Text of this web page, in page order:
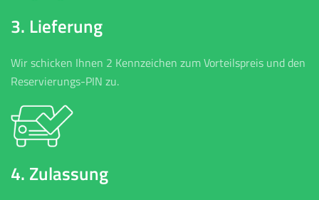
3. Lieferung
Wir schicken Ihnen 2 Kennzeichen zum Vorteilspreis und den
Reservierungs-PIN zu.
4. Zulassung